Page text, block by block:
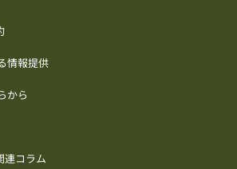
情報提供
から
連コラム